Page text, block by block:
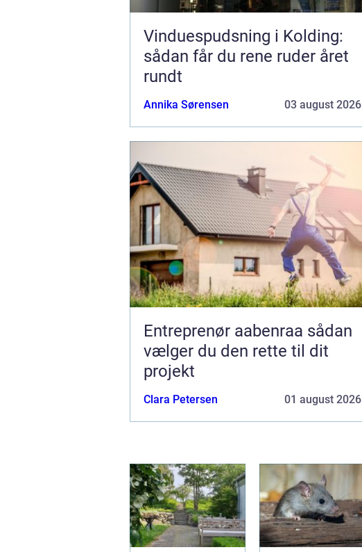
Vinduespudsning i Kolding:
sådan får du rene ruder året
rundt
Annika Sørensen 03 august 2026
Entreprenør aabenraa sådan
vælger du den rette til dit
projekt
Clara Petersen 01 august 2026